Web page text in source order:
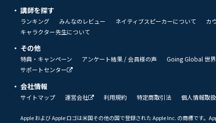
講師を探す
ランキング みんなのレビュー ネイティブスピーカーについて
カ
キャラクター先生について
その他
特典・キャンペーン アンケート結果 / 会員様の声
Going Global 世
サポートセンター
会社情報
サイトマップ 運営会社 利用規約 特定商取引法 個人情報取
Apple および Apple ロゴは米国その他の国で登録された Apple Inc. の商標です。